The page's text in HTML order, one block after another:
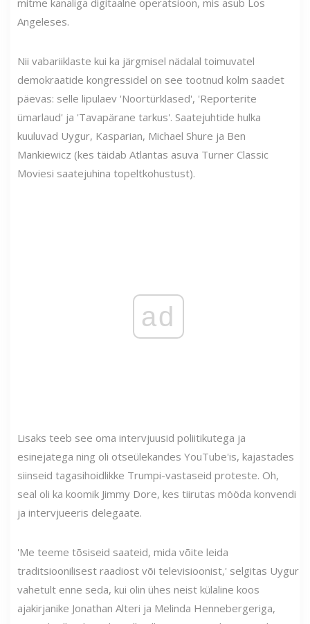
mitme kanaliga digitaalne operatsioon, mis asub Los
Angeleses.
Nii vabariiklaste kui ka järgmisel nädalal toimuvatel
demokraatide kongressidel on see tootnud kolm saadet
päevas: selle lipulaev 'Noortürklased', 'Reporterite
ümarlaud' ja 'Tavapärane tarkus'. Saatejuhtide hulka
kuuluvad Uygur, Kasparian, Michael Shure ja Ben
Mankiewicz (kes täidab Atlantas asuva Turner Classic
Moviesi saatejuhina topeltkohustust).
ad
Lisaks teeb see oma intervjuusid poliitikutega ja
esinejatega ning oli otseülekandes YouTube'is, kajastades
siinseid tagasihoidlikke Trumpi-vastaseid proteste. Oh,
seal oli ka koomik Jimmy Dore, kes tiirutas mööda konvendi
ja intervjueeris delegaate.
'Me teeme tõsiseid saateid, mida võite leida
traditsioonilisest raadiost või televisioonist,' selgitas Uygur
vahetult enne seda, kui olin ühes neist külaline koos
ajakirjanike Jonathan Alteri ja Melinda Hennebergeriga,